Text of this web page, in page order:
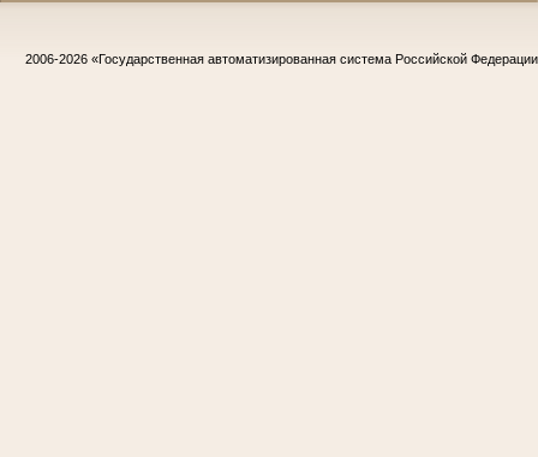
2006-2026 «Государственная автоматизированная система Российской